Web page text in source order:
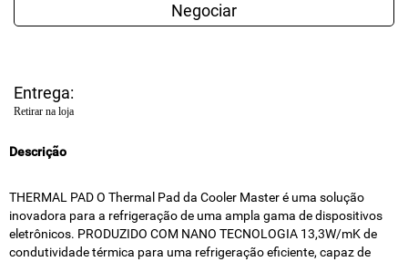
Negociar
Entrega:
Retirar na loja
Descrição
THERMAL PAD O Thermal Pad da Cooler Master é uma solução
inovadora para a refrigeração de uma ampla gama de dispositivos
eletrônicos. PRODUZIDO COM NANO TECNOLOGIA 13,3W/mK de
condutividade térmica para uma refrigeração eficiente, capaz de